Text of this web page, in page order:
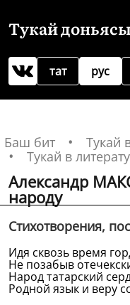
Тукай доньясы
рус
тат
Баш бит
Тукай
Тукай в
Александр
народу
Стихотворения,
Идя сквозь время
Не позабыв
Народ татарский
Родной язык и веру